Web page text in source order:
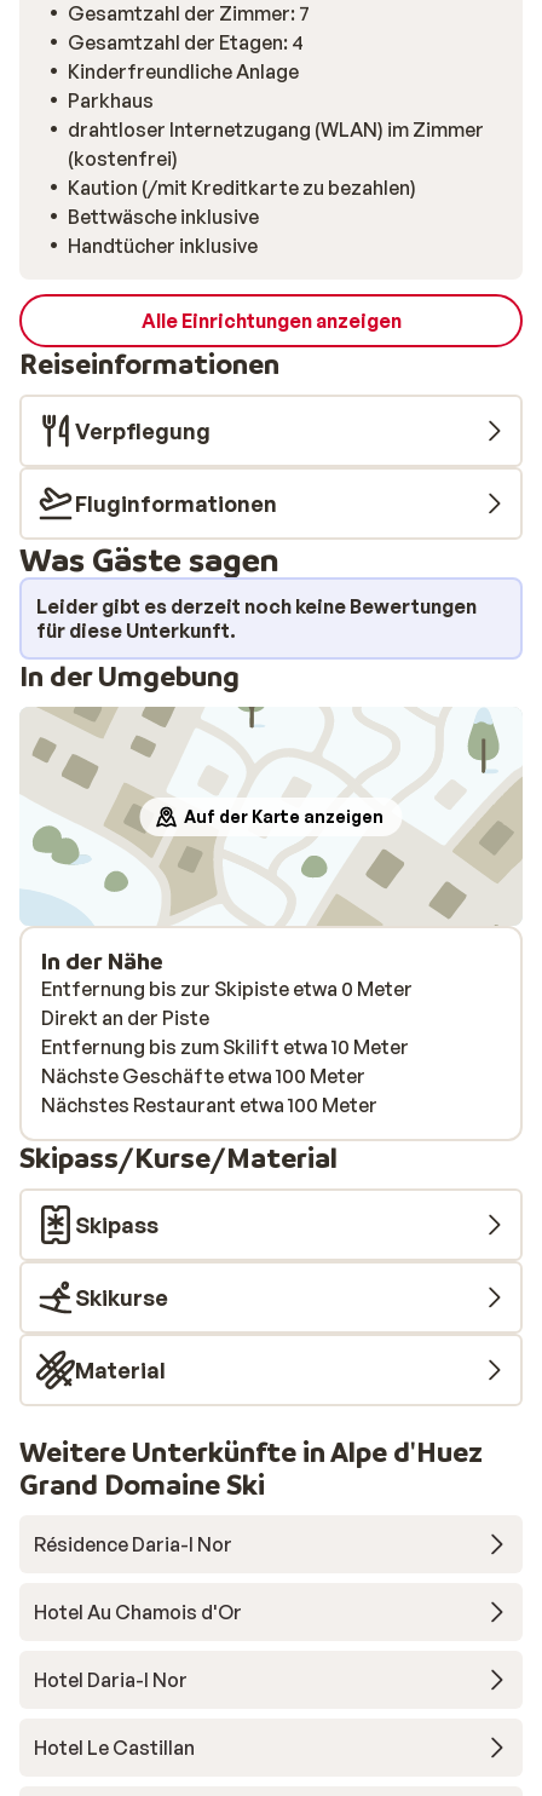
Gesamtzahl der Zimmer: 7
Gesamtzahl der Etagen: 4
Kinderfreundliche Anlage
Parkhaus
drahtloser Internetzugang (WLAN) im Zimmer
(kostenfrei)
Kaution (/mit Kreditkarte zu bezahlen)
Bettwäsche inklusive
Handtücher inklusive
Alle Einrichtungen anzeigen
Reiseinformationen
Verpflegung
Fluginformationen
Was Gäste sagen
Leider gibt es derzeit noch keine Bewertungen
für diese Unterkunft.
In der Umgebung
Auf der Karte anzeigen
In der Nähe
Entfernung bis zur Skipiste etwa 0 Meter
Direkt an der Piste
Entfernung bis zum Skilift etwa 10 Meter
Nächste Geschäfte etwa 100 Meter
Nächstes Restaurant etwa 100 Meter
Skipass/Kurse/Material
Skipass
Skikurse
Material
Weitere Unterkünfte in Alpe d'Huez
Grand Domaine Ski
Résidence Daria-I Nor
Hotel Au Chamois d'Or
Hotel Daria-I Nor
Hotel Le Castillan